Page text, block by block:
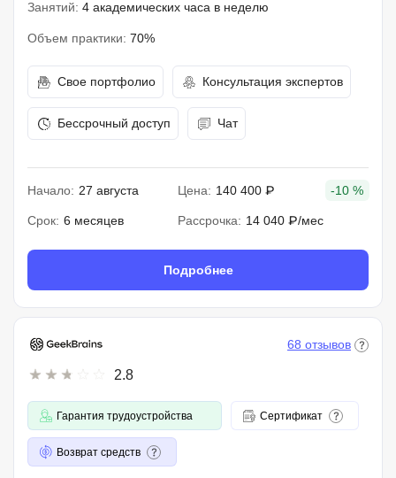
Занятий: 4 академических часа в неделю
Объем практики: 70%
Свое портфолио Консультация экспертов
Бессрочный доступ Чат
Начало: 27 августа Цена: 140 400 ₽ -10 %
Срок: 6 месяцев Рассрочка: 14 040 ₽/мес
Подробнее
2.8
68 отзывов
Гарантия трудоустройства Сертификат
Возврат средств